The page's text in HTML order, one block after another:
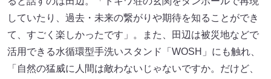
していたり、過去・未来の繋がりや期待を知ることができ
て、すごく楽しかったです」。また、田辺は被災地などで
活用できる水循環型手洗いスタンド「WOSH」にも触れ、
「自然の猛威に人間は敵わないじゃないですか。だけど、